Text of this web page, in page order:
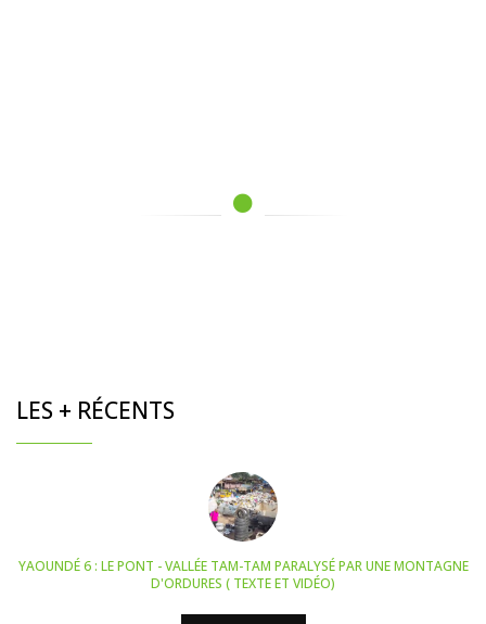
LES + RÉCENTS
YAOUNDÉ 6 : LE PONT - VALLÉE TAM-TAM PARALYSÉ PAR UNE MONTAGNE
D'ORDURES ( TEXTE ET VIDÉO)